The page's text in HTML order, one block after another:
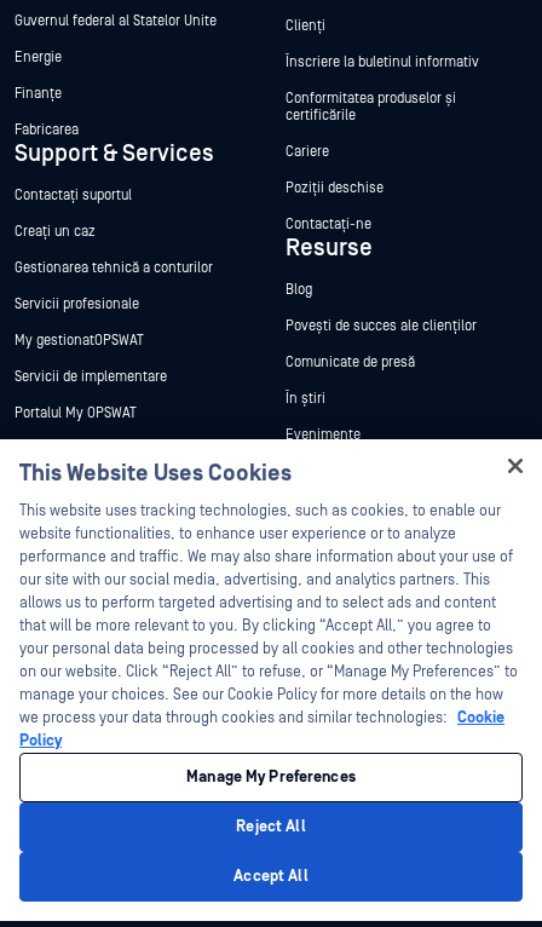
Guvernul federal al Statelor Unite
Energie
Finanțe
Fabricarea
Support & Services
Contactați suportul
Creați un caz
Gestionarea tehnică a conturilor
Servicii profesionale
My gestionatOPSWAT
Servicii de implementare
Portalul My OPSWAT
Formare
vulnerabilităților
Parteneri
Certificare
Parteneri tehnologici
Program de parteneriat de canal
Clienți
Înscriere la buletinul informativ
Conformitatea produselor și
certificările
Cariere
Poziții deschise
Contactați-ne
Resurse
Blog
Povești de succes ale clienților
Comunicate de presă
În știri
Evenimente
Webinare
Fișe de date
Cărți albe
Instrumente gratuite
©2026 OPSWAT . Toate drepturile rezervate. OPSWAT, MetaDefender, Metascan,
MetaAccess, OPSWAT , Trust no File. Trust No Device., OPSWAT , Protecting the
World's Critical Infrastructure, Deep CDR™ Technology, InQuest, logo-ul InQuest,
DFI, RetroHunt, Deep File Inspection și Join the Hunt sunt mărci comerciale ale
OPSWAT . Mărcile comerciale ale terților sunt proprietatea deținătorilor respectivi.
Politica de confidențialitate
Opțiunile dvs. de confidențialitate din California
This Website Uses Cookies
This website uses tracking technologies, such as cookies, to enable our
website functionalities, to enhance user experience or to analyze
performance and traffic. We may also share information about your use of
our site with our social media, advertising, and analytics partners. This
allows us to perform targeted advertising and to select ads and content
that will be more relevant to you. By clicking “Accept All,” you agree to
your personal data being processed by all cookies and other technologies
on our website. Click “Reject All” to refuse, or “Manage My Preferences” to
manage your choices. See our Cookie Policy for more details on the how
we process your data through cookies and similar technologies: Cookie
Policy
Manage My Preferences
Reject All
Accept All
Hey there!
I'm Ozzy, your OPSWAT virtual assistant.
How can I help you secure what's critical
today?